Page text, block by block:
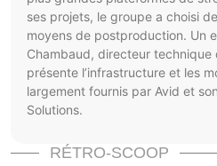
ses projets, le groupe a choisi
moyens de postproduction. Un
Chambaud, directeur
présente l’infrastructure et les
largement fournis par Avid et
Solutions.
RÉTRO-SCOOP